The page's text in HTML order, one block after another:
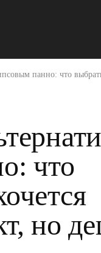
панно: что
что
но